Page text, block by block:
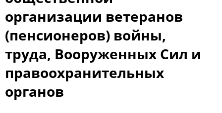
организации ветеранов
(пенсионеров) войны,
труда, Вооруженных Сил и
правоохранительных
органов